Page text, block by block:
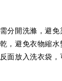
分開洗滌，避免
，避免衣物縮水
面放入洗衣袋，